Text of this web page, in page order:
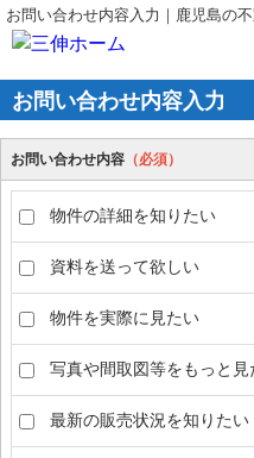
お問い合わせ内容入力｜鹿児島の
お問い合わせ内容入力
お問い合わせ内容 （必須）
物件の詳細を知りたい
資料を送って欲しい
物件を実際に見たい
写真や間取図等をもっと見
最新の販売状況を知りたい